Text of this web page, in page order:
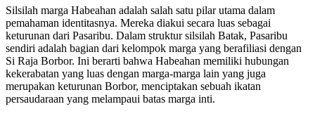
Silsilah marga Habeahan adalah salah satu pilar utama dalam
pemahaman identitasnya. Mereka diakui secara luas sebagai
keturunan dari Pasaribu. Dalam struktur silsilah Batak, Pasaribu
sendiri adalah bagian dari kelompok marga yang berafiliasi dengan
Si Raja Borbor. Ini berarti bahwa Habeahan memiliki hubungan
kekerabatan yang luas dengan marga-marga lain yang juga
merupakan keturunan Borbor, menciptakan sebuah ikatan
persaudaraan yang melampaui batas marga inti.